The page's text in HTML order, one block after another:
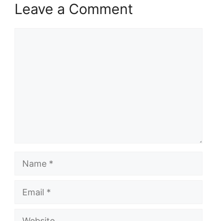
Leave a Comment
Name
Email
Website